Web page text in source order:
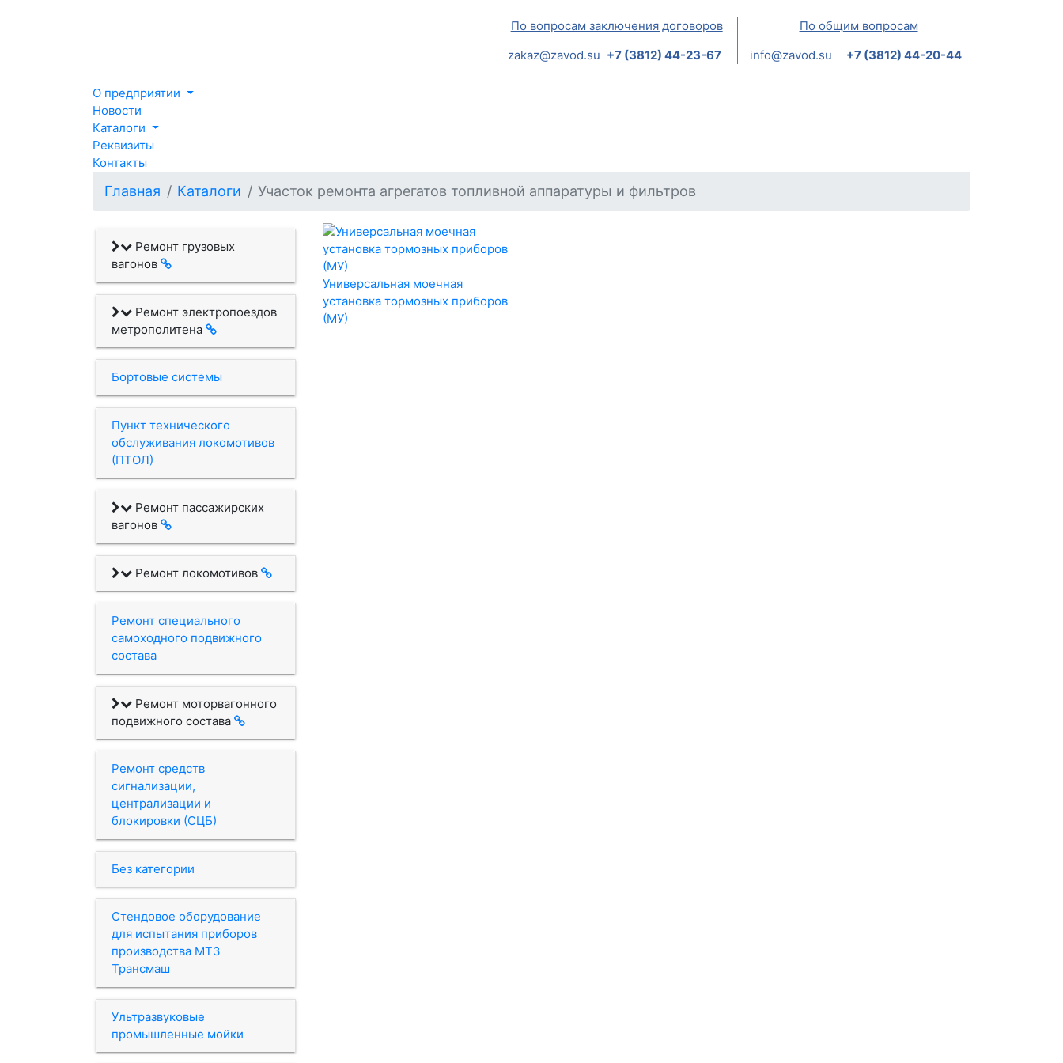
По вопросам заключения договоров
zakaz@zavod.su +7 (3812) 44-23-67
По общим вопросам
info@zavod.su
+7 (3812) 44-20-44
О предприятии
Новости
Каталоги
Реквизиты
Контакты
Главная Каталоги Участок ремонта агрегатов топливной аппаратуры и фильтров
Ремонт грузовых
вагонов
Ремонт электропоездов
метрополитена
Бортовые системы
Пункт технического
обслуживания локомотивов
(ПТОЛ)
Ремонт пассажирских
вагонов
Ремонт локомотивов
Ремонт специального
самоходного подвижного
состава
Ремонт моторвагонного
подвижного состава
Ремонт средств
сигнализации,
централизации и
блокировки (СЦБ)
Без категории
Стендовое оборудование
для испытания приборов
производства МТЗ
Трансмаш
Ультразвуковые
промышленные мойки
Универсальная моечная
установка тормозных приборов
(МУ)